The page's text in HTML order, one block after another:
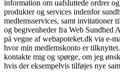
information om uafsluttede ordrer
produkter og services indenfor
medlemsservices, samt invitationer
og begivenheder fra Web Sundhed
på vegne af webapoteket.dk via e-
hvor min medlemskonto er
kontakte mig og spørge, om jeg
hvis der eksempelvis tilføjes nye